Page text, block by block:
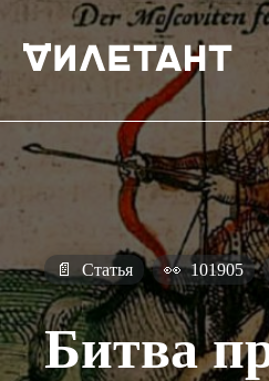
📄 Статья 👀 101905
Битва